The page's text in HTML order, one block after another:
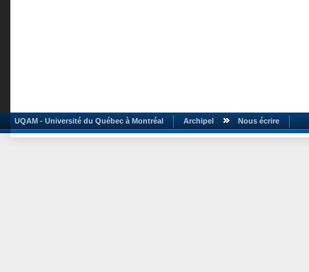
UQAM - Université du Québec à Montréal Archipel Nous écrire